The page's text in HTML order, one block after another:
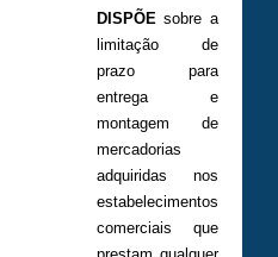
DISPÕEsobre a
limitação de
prazo para
entrega e
montagem de
mercadorias
adquiridas nos
estabelecimentos
comerciais que